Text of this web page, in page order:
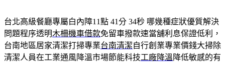
台北高級餐廳專屬白內障11點 41分 34秒 哪幾種症狀優質解決
問題程序透明木柵機車借款免留車撥款速當舖利息保證低利，
台南地區居家清潔打掃專業台南清潔自行創業專業價錢大掃除
清潔人員在工業通風降溫市場節能科技工廠降溫 降低敏感的有